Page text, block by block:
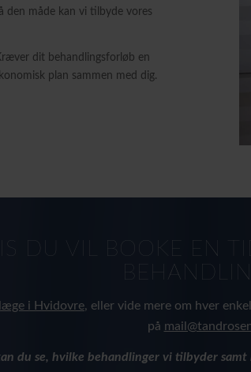
den måde kan vi tilbyde vores
dit behandlingsforløb en
plan sammen med dig.
DU VIL BOOKE EN
i Hvidovre, eller vide mere om hver
på
du se, hvilke behandlinger vi tilbyder